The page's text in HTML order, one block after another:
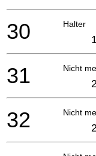
Halter
30
Nicht
31
Nicht
32